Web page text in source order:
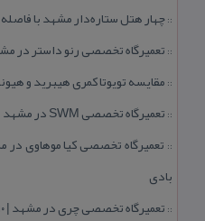
::چهار هتل‌ ستاره‌دار مشهد با فاصله زیر 5 دقیقه
:: تعمیرگاه تخصصی رنو داستر در مشهد | ۱۰ سال تجربه و
:: مقایسه تویوتا كمری هیبرید و
:: تعمیرگاه تخصصی SWM در مشهد | تعمیر موتور، گیربكس و عیب‌یابی برق
:: تعمیرگاه تخصصی كیا موهاوی در
بادی
:: تعمیرگاه تخصصی چری در مشهد | ۱۰ سال تجربه و امداد خودرو